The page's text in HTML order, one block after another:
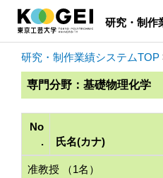
研究・制作
研究・制作業績システムTOP
専門分野：基礎物理化学
No
.
氏名(カナ)
准教授 （1名）